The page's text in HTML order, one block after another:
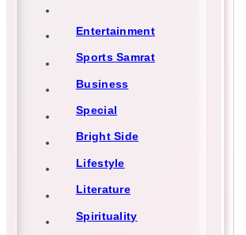
Entertainment
Sports Samrat
Business
Special
Bright Side
Lifestyle
Literature
Spirituality